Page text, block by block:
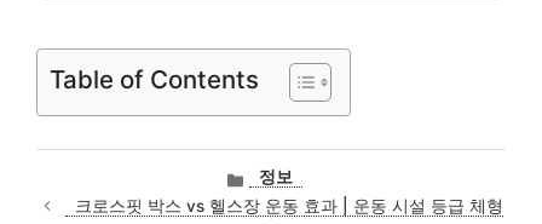
Table of Contents
카
테
정보
크로스핏 박스 vs 헬스장 운동 효과 | 운동 시설 등급 체형